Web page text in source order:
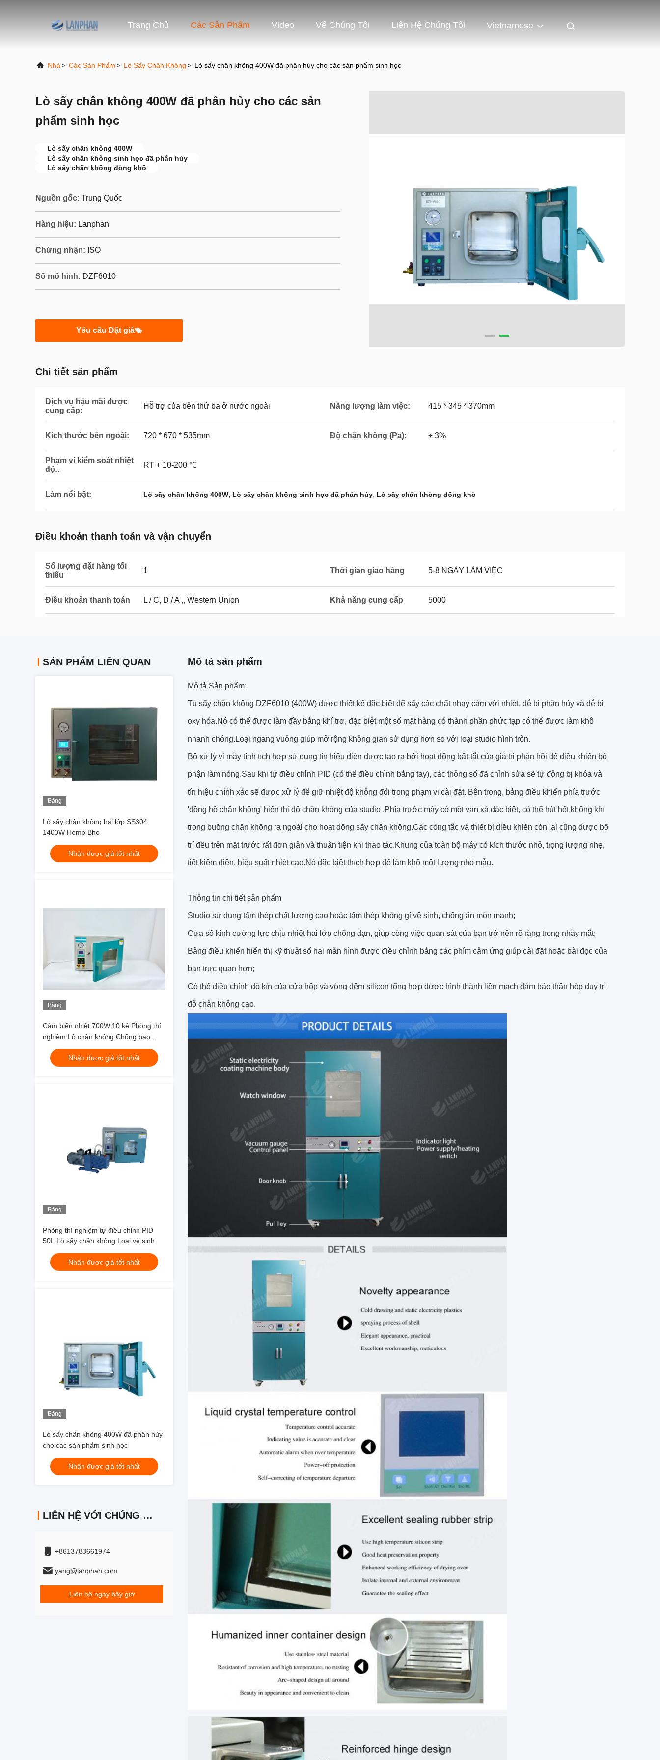
Trang Chủ Các Sản Phẩm Video Về Chúng Tôi Liên Hệ Chúng Tôi Vietnamese
Nhà> Các Sản Phẩm> Lò Sấy Chân Không> Lò sấy chân không 400W đã phân hủy cho các sản phẩm sinh học
Lò sấy chân không 400W đã phân hủy cho các sản
phẩm sinh học
Lò sấy chân không 400W
Lò sấy chân không sinh học đã phân hủy
Lò sấy chân không đông khô
Nguồn gốc: Trung Quốc
Hàng hiệu: Lanphan
Chứng nhận: ISO
Số mô hình: DZF6010
Yêu cầu Đặt giá
Chi tiết sản phẩm
Dịch vụ hậu mãi được
cung cấp:
Hỗ trợ của bên thứ ba ở nước ngoài Năng lượng làm việc: 415 * 345 * 370mm
Kích thước bên ngoài: 720 * 670 * 535mm Độ chân không (Pa): ± 3%
Phạm vi kiểm soát nhiệt
độ::
RT + 10-200 ℃
Làm nổi bật: Lò sấy chân không 400W, Lò sấy chân không sinh học đã phân hủy, Lò sấy chân không đông khô
Điều khoản thanh toán và vận chuyển
Số lượng đặt hàng tối
thiểu
1 Thời gian giao hàng 5-8 NGÀY LÀM VIỆC
Điều khoản thanh toán L / C, D / A ,, Western Union Khả năng cung cấp 5000
SẢN PHẨM LIÊN QUAN
Băng
Lò sấy chân không hai lớp SS304
1400W Hemp Bho
Nhận được giá tốt nhất
Băng
Cảm biến nhiệt 700W 10 kệ Phòng thí
nghiệm Lò chân không Chống bạo
động
Nhận được giá tốt nhất
Băng
Phòng thí nghiệm tự điều chỉnh PID
50L Lò sấy chân không Loại vệ sinh
Nhận được giá tốt nhất
Băng
Lò sấy chân không 400W đã phân hủy
cho các sản phẩm sinh học
Nhận được giá tốt nhất
LIÊN HỆ VỚI CHÚNG TÔI
+8613783661974
yang@lanphan.com
Liên hệ ngay bây giờ
Mô tả sản phẩm
Mô tả Sản phẩm:
Tủ sấy chân không DZF6010 (400W) được thiết kế đặc biệt để sấy các chất nhạy cảm với nhiệt, dễ bị phân hủy và dễ bị
oxy hóa.Nó có thể được làm đầy bằng khí trơ, đặc biệt một số mặt hàng có thành phần phức tạp có thể được làm khô
nhanh chóng.Loại ngang vuông giúp mở rộng không gian sử dụng hơn so với loại studio hình tròn.
Bộ xử lý vi máy tính tích hợp sử dụng tín hiệu điện được tạo ra bởi hoạt động bật-tắt của giá trị phản hồi để điều khiển bộ
phận làm nóng.Sau khi tự điều chỉnh PID (có thể điều chỉnh bằng tay), các thông số đã chỉnh sửa sẽ tự động bị khóa và
tín hiệu chính xác sẽ được xử lý để giữ nhiệt độ không đổi trong phạm vi cài đặt. Bên trong, bảng điều khiển phía trước
'đồng hồ chân không' hiển thị độ chân không của studio .Phía trước máy có một van xả đặc biệt, có thể hút hết không khí
trong buồng chân không ra ngoài cho hoạt động sấy chân không.Các công tắc và thiết bị điều khiển còn lại cũng được bố
trí đều trên mặt trước rất đơn giản và thuận tiện khi thao tác.Khung của toàn bộ máy có kích thước nhỏ, trọng lượng nhẹ,
tiết kiệm điện, hiệu suất nhiệt cao.Nó đặc biệt thích hợp để làm khô một lượng nhỏ mẫu.
Thông tin chi tiết sản phẩm
Studio sử dụng tấm thép chất lượng cao hoặc tấm thép không gỉ vệ sinh, chống ăn mòn mạnh;
Cửa sổ kính cường lực chịu nhiệt hai lớp chống đạn, giúp công việc quan sát của bạn trở nên rõ ràng trong nháy mắt;
Bảng điều khiển hiển thị kỹ thuật số hai màn hình được điều chỉnh bằng các phím cảm ứng giúp cài đặt hoặc bài đọc của
bạn trực quan hơn;
Có thể điều chỉnh độ kín của cửa hộp và vòng đệm silicon tổng hợp được hình thành liền mạch đảm bảo thân hộp duy trì
độ chân không cao.